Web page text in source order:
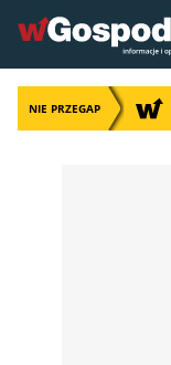
NIE PRZEGAP